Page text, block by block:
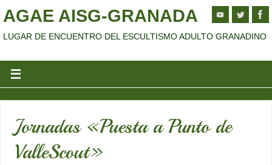
AGAE AISG-GRANADA
LUGAR DE ENCUENTRO DEL ESCULTISMO ADULTO GRANADINO
Jornadas «Puesta a Punto de
ValleScout»